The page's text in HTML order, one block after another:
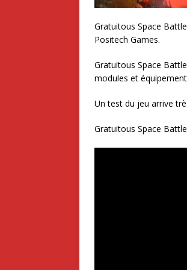
Gratuitous Space
Positech Games.
Gratuitous Space
modules et
Un test du jeu arrive
Gratuitous Space